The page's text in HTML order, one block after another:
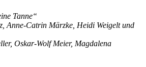
Tanne“
Anne-Catrin Märzke, Heidi Weigelt und
Oskar-Wolf Meier, Magdalena